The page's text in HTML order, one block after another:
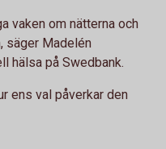
vaken om nätterna och
säger Madelén
hälsa på Swedbank.
ens val påverkar den